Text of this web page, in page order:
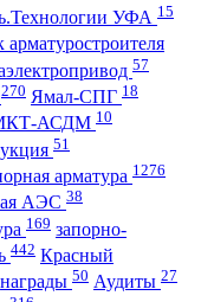
УФА 15
арматуростроителя
57
270 Ямал-СПГ 18
АСДМ 10
51
арматура 1276
АЭС 38
169 запорно-
442 Красный
награды 50 Аудиты 27